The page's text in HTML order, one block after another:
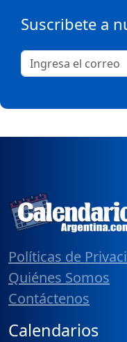
Suscribete a
Políticas de
Quiénes Somos
Contáctenos
Calendarios